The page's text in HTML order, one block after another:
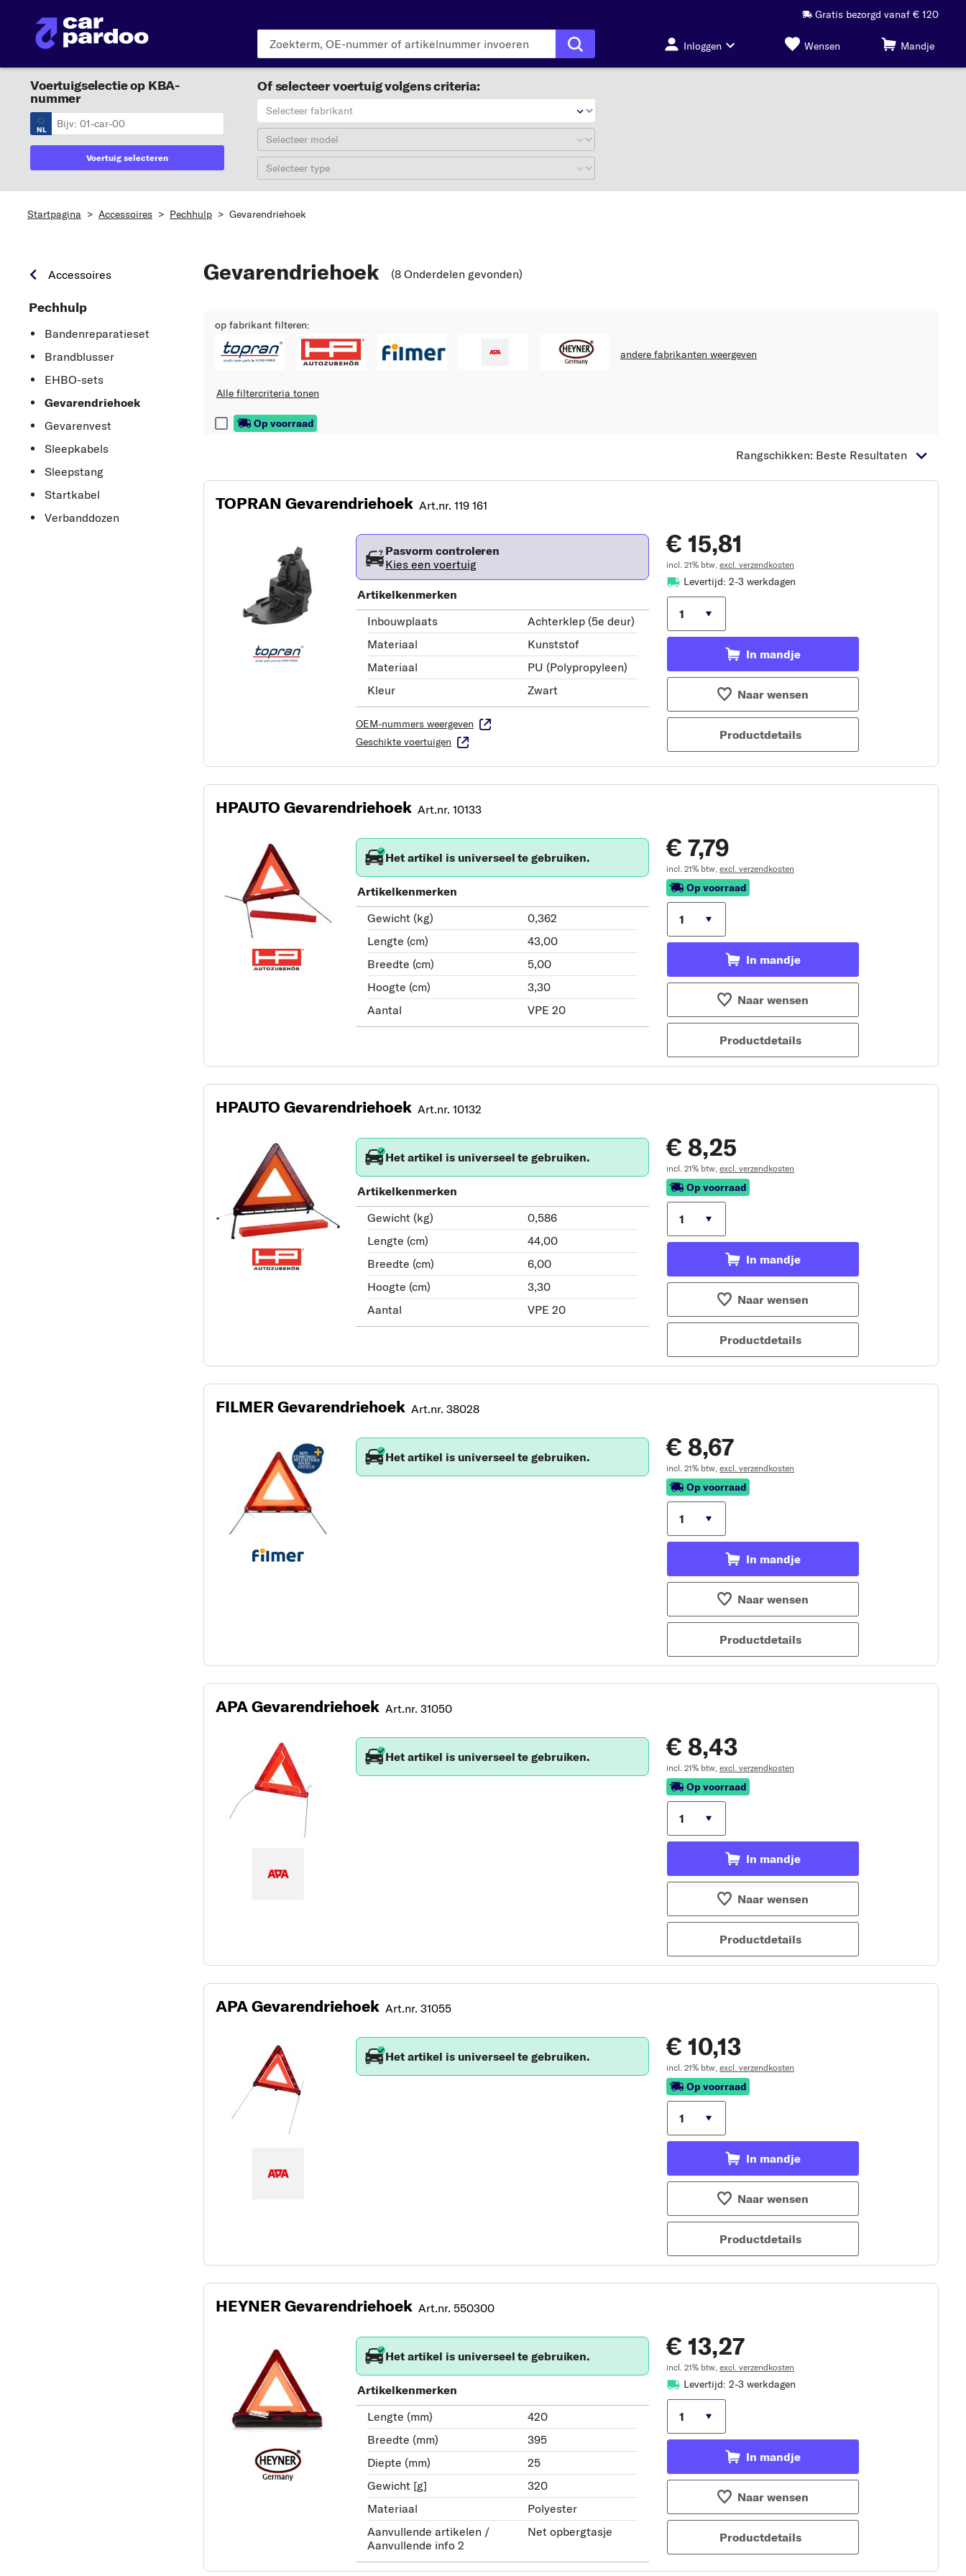
Gratis bezorgd vanaf € 120
Inloggen Wensen Mandje
Voertuigselectie op KBA-
nummer
NL
Voertuig selecteren
Of selecteer voertuig volgens criteria:
Selecteer fabrikant
Selecteer model
Selecteer type
Startpagina > Accessoires > Pechhulp > Gevarendriehoek
Accessoires
Pechhulp
Bandenreparatieset
Brandblusser
EHBO-sets
Gevarendriehoek
Gevarenvest
Sleepkabels
Sleepstang
Startkabel
Verbanddozen
Gevarendriehoek (8 Onderdelen gevonden)
op fabrikant filteren:
andere fabrikanten weergeven
Alle filtercriteria tonen
Op voorraad
Rangschikken: Beste Resultaten
TOPRAN Gevarendriehoek Art.nr. 119 161
Pasvorm controleren
Kies een voertuig
Artikelkenmerken
Inbouwplaats
Achterklep (5e deur)
Materiaal
Kunststof
Materiaal
PU (Polypropyleen)
Kleur
Zwart
OEM-nummers weergeven
Geschikte voertuigen
€ 15,81
incl. 21% btw, excl. verzendkosten
Levertijd: 2-3 werkdagen
In mandje
Naar wensen
Productdetails
HPAUTO Gevarendriehoek Art.nr. 10133
Het artikel is universeel te gebruiken.
Artikelkenmerken
Gewicht (kg)
0,362
Lengte (cm)
43,00
Breedte (cm)
5,00
Hoogte (cm)
3,30
Aantal
VPE 20
€ 7,79
incl. 21% btw, excl. verzendkosten
Op voorraad
In mandje
Naar wensen
Productdetails
HPAUTO Gevarendriehoek Art.nr. 10132
Het artikel is universeel te gebruiken.
Artikelkenmerken
Gewicht (kg)
0,586
Lengte (cm)
44,00
Breedte (cm)
6,00
Hoogte (cm)
3,30
Aantal
VPE 20
€ 8,25
incl. 21% btw, excl. verzendkosten
Op voorraad
In mandje
Naar wensen
Productdetails
FILMER Gevarendriehoek Art.nr. 38028
Het artikel is universeel te gebruiken. € 8,67
incl. 21% btw, excl. verzendkosten
Op voorraad
In mandje
Naar wensen
Productdetails
APA Gevarendriehoek Art.nr. 31050
Het artikel is universeel te gebruiken. € 8,43
incl. 21% btw, excl. verzendkosten
Op voorraad
In mandje
Naar wensen
Productdetails
APA Gevarendriehoek Art.nr. 31055
Het artikel is universeel te gebruiken. € 10,13
incl. 21% btw, excl. verzendkosten
Op voorraad
In mandje
Naar wensen
Productdetails
HEYNER Gevarendriehoek Art.nr. 550300
Het artikel is universeel te gebruiken.
Artikelkenmerken
Lengte (mm)
420
Breedte (mm)
395
Diepte (mm)
25
Gewicht [g]
320
Materiaal
Polyester
Aanvullende artikelen /
Aanvullende info 2
Net opbergtasje
€ 13,27
incl. 21% btw, excl. verzendkosten
Levertijd: 2-3 werkdagen
In mandje
Naar wensen
Productdetails